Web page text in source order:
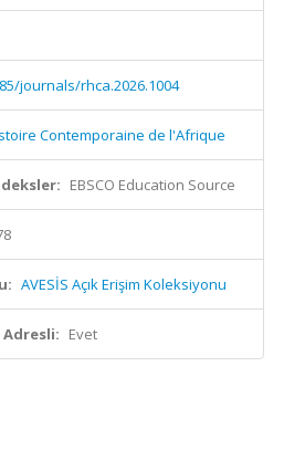
journals/rhca.2026.1004
Contemporaine de l'Afrique
EBSCO Education Source
AVESİS Açık Erişim Koleksiyonu
Evet